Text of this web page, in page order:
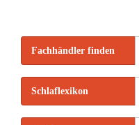
Fachhändler finden
Schlaflexikon